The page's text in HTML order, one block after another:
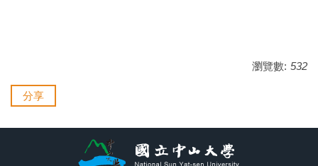
瀏覽數: 532
分享